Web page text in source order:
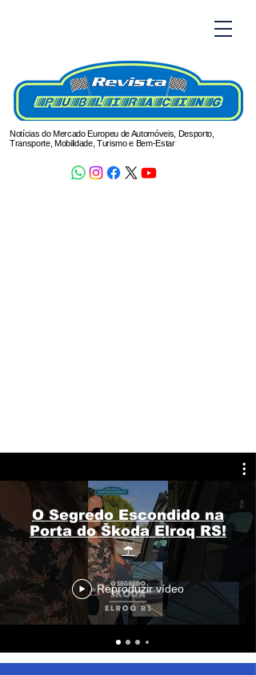
Notícias do Mercado Europeu de Automóveis, Desporto,
Transporte, Mobilidade, Turismo e Bem-Estar
O Segredo Escondido na
Porta do Škoda Elroq RS!
☔
Reproduzir vídeo